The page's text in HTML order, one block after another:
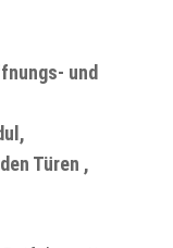
und
Türen ,